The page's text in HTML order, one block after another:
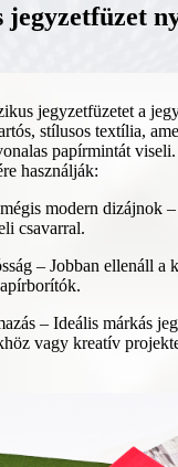
jegyzetfüzet
jegyzetfüzetet a
stílusos textília,
papírmintát
használják:
modern dizájnok
csavarral.
– Jobban ellenáll a
– Ideális márkás
vagy kreatív